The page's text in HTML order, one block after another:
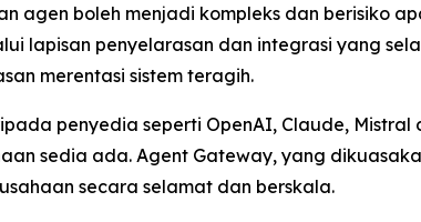
agen boleh menjadi kompleks dan
lapisan penyelarasan dan integrasi yang
merentasi sistem teragih.
penyedia seperti OpenAI, Claude,
sedia ada. Agent Gateway, yang
secara selamat dan berskala.